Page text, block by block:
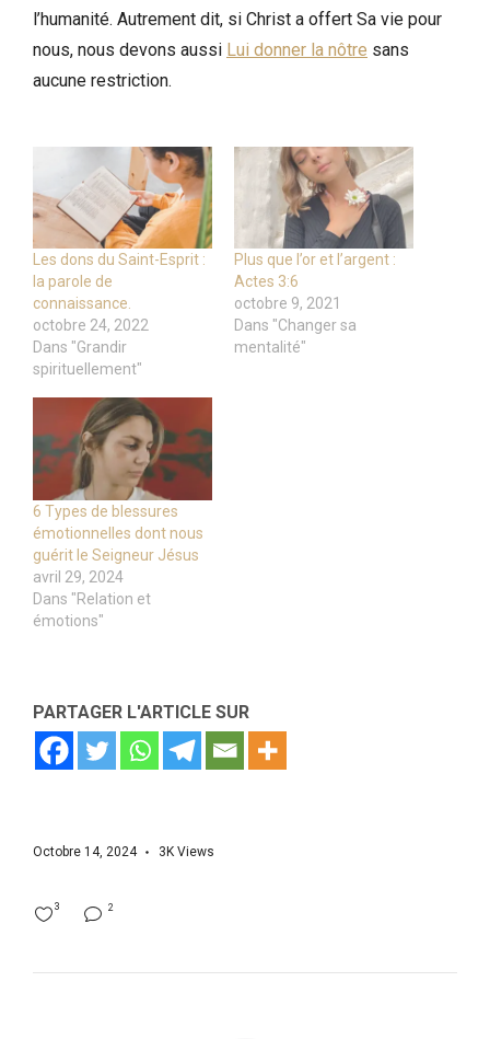
l’humanité. Autrement dit, si Christ a offert Sa vie pour
nous, nous devons aussi Lui donner la nôtre sans
aucune restriction.
Les dons du Saint-Esprit :
la parole de
connaissance.
octobre 24, 2022
Dans "Grandir
spirituellement"
Plus que l’or et l’argent :
Actes 3:6
octobre 9, 2021
Dans "Changer sa
mentalité"
6 Types de blessures
émotionnelles dont nous
guérit le Seigneur Jésus
avril 29, 2024
Dans "Relation et
émotions"
PARTAGER L'ARTICLE SUR
Octobre 14, 2024 3K Views
2
3